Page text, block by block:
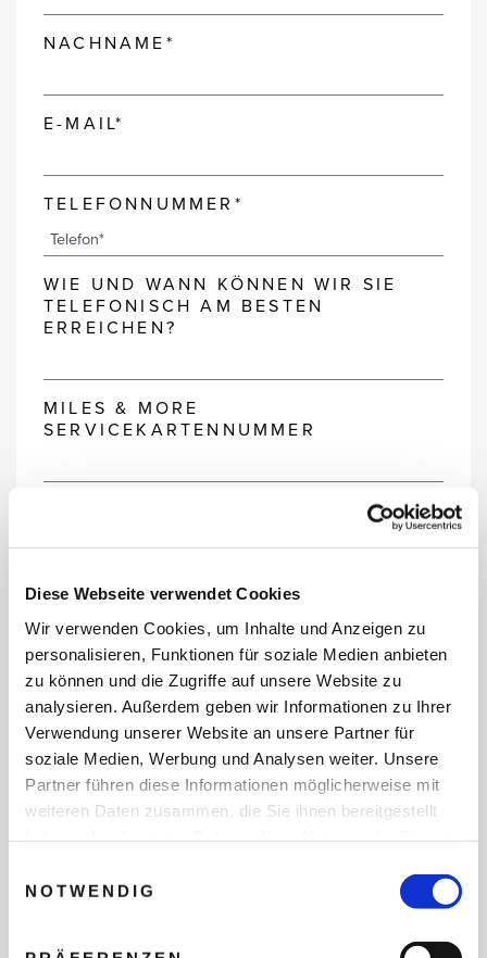
Diese Webseite verwendet Cookies
Wir verwenden Cookies, um Inhalte und Anzeigen zu
personalisieren, Funktionen für soziale Medien anbieten
zu können und die Zugriffe auf unsere Website zu
analysieren. Außerdem geben wir Informationen zu Ihrer
Verwendung unserer Website an unsere Partner für
soziale Medien, Werbung und Analysen weiter. Unsere
Partner führen diese Informationen möglicherweise mit
weiteren Daten zusammen, die Sie ihnen bereitgestellt
NOTWENDIG
NACHNAME*
E-MAIL*
TELEFONNUMMER*
WIE UND WANN KÖNNEN WIR SIE
TELEFONISCH AM BESTEN
ERREICHEN?
MILES & MORE
SERVICEKARTENNUMMER
REISEZEITRAUM
ANZAHL ERWACHSENE